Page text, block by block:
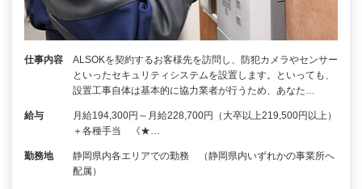
仕事内容
ALSOKを契約するお客様先を訪問し、防犯カメラやセンサー
といったセキュリティシステムを設置します。といっても、
設置工事自体は基本的に協力業者が行うため、あなた…
給与
月給194,300円～月給228,700円（大卒以上219,500円以上）
＋各種手当 《★…
勤務地
静岡県内各エリアでの勤務 （静岡県内いずれかの事業所へ
配属）